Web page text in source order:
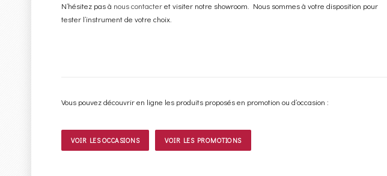
N’hésitez pas à nous contacteret visiter notre showroom. Nous sommes à votre disposition pour
tester l’instrument de votre choix.
Vous pouvez découvrir en ligne les produits proposés en promotion ou d’occasion :
VOIR LES OCCASIONS VOIR LES PROMOTIONS